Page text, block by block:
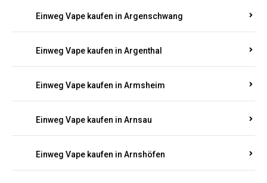
Einweg Vape kaufen in Argenschwang
Einweg Vape kaufen in Argenthal
Einweg Vape kaufen in Armsheim
Einweg Vape kaufen in Arnsau
Einweg Vape kaufen in Arnshöfen